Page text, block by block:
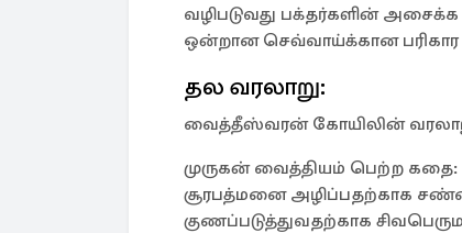
வழிபடுவது பக்தர்களின் அசைக்க
ஒன்றான செவ்வாய்க்கான பரிகார
தல வரலாறு:
வைத்தீஸ்வரன் கோயிலின்
முருகன் வைத்தியம் பெற்ற கதை:
சூரபத்மனை அழிப்பதற்காக
குணப்படுத்துவதற்காக